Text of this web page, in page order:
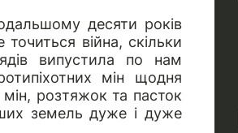
десяти років
війна, скільки
випустила по нам
мін щодня
розтяжок та пасток
земель дуже і дуже